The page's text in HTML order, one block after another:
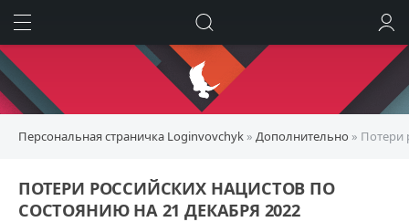
Персональная страничка Loginvovchyk » Дополнительно » Потери
ПОТЕРИ РОССИЙСКИХ НАЦИСТОВ ПО
СОСТОЯНИЮ НА 21 ДЕКАБРЯ 2022